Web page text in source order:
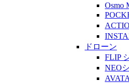
Osmo
ドローン
FLIP
NEO